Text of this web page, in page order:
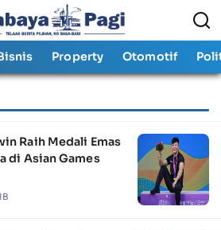
Property Otomotif
Raih Medali Emas
di Asian Games